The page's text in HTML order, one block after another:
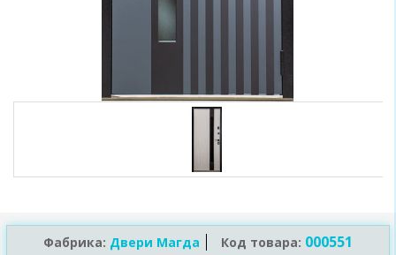
Фабрика: Двери Магда Код товара: 000551